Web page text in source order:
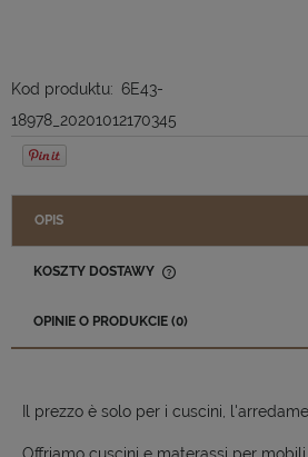
Kod produktu: 6E43-
18978_20201012170345
OPIS
KOSZTY DOSTAWY
OPINIE O PRODUKCIE (0)
Il prezzo è solo per i cuscini,
Offriamo cuscini e materassi per